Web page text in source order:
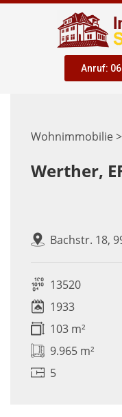
Anruf:
Wohnimmobilie
Werther,
Bachstr. 18,
13520
1933
103 m²
9.965 m²
5